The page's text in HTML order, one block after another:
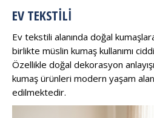
EV TEKSTILI
Ev tekstili alanında doğal
birlikte müslin kumaş kullanımı
Özellikle doğal dekorasyon
kumaş ürünleri modern yaşam
edilmektedir.